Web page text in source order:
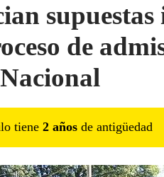
de
tiene 2 años de antigüedad